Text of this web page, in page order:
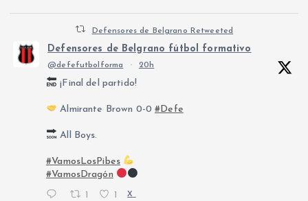
Defensores de Belgrano Retweeted
Defensores de Belgrano fútbol formativo
@defefutbolforma · 20h
¡Final del partido!
Almirante Brown 0-0#Defe
All Boys.
#VamosLosPibes
#VamosDragón
X